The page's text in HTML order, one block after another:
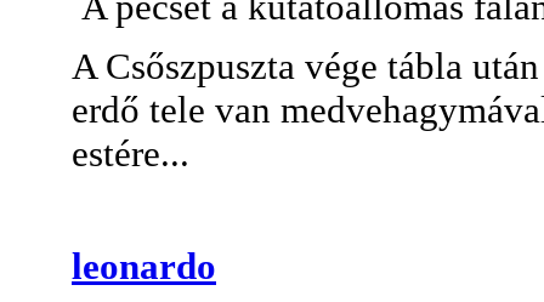
A Csőszpuszta vége tábla
erdő tele van
estére...
leonardo